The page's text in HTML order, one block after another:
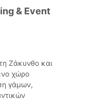
& Event
Ζάκυνθο και
χώρο
γάμων,